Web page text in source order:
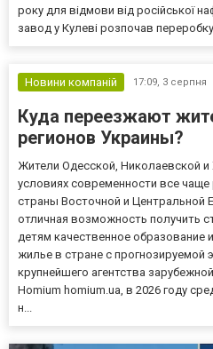
року для відмови від російської
завод у Кулеві розпочав переробку
Новини компаній 17:09, 3 серпня
Куда переезжают
регионов Украины?
Жители Одесской, Николаевской и
условиях современности все
страны Восточной и Центральной
отличная возможность получить
детям качественное образование
жилье в стране с
крупнейшего агентства
Homium homium.ua, в 2026 году
н...